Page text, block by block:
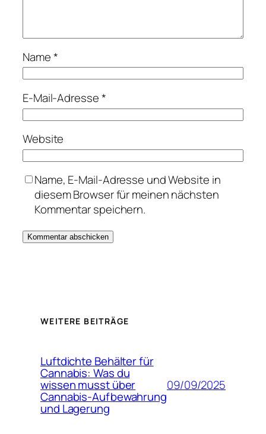
Name*
E-Mail-Adresse*
Website
Name, E-Mail-Adresse und Website in
diesem Browser für meinen nächsten
Kommentar speichern.
WEITERE BEITRÄGE
Luftdichte Behälter für
Cannabis: Was du
wissen musst über
Cannabis-Aufbewahrung
und Lagerung
09/09/2025